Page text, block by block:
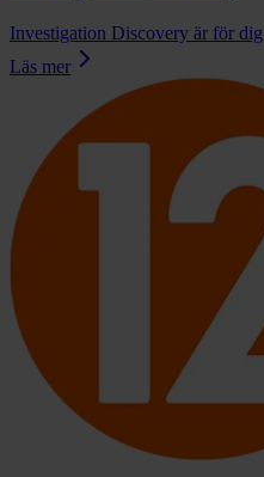
Investigation Discovery är för
Läs mer